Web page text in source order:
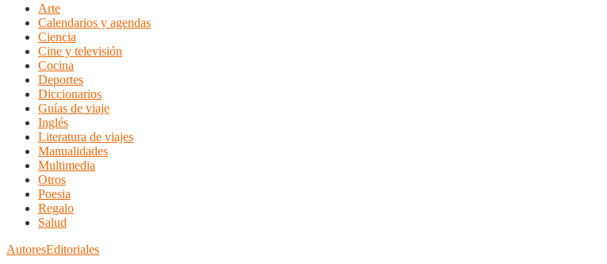
Arte
Calendarios y agendas
Ciencia
Cine y televisión
Cocina
Deportes
Diccionarios
Guías de viaje
Inglés
Literatura de viajes
Manualidades
Multimedia
Otros
Poesia
Regalo
Salud
AutoresEditoriales